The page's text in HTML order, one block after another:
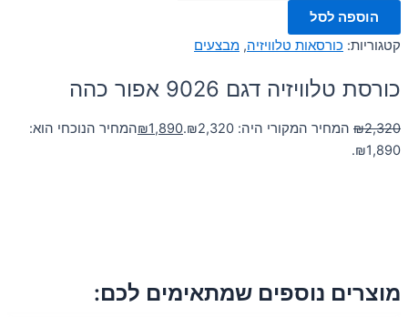
הוספה לסל
קטגוריות: כורסאות טלוויזיה, מבצעים
כורסת טלוויזיה דגם 9026 אפור כהה
₪2,320 המחיר המקורי היה: ₪2,320. ₪1,890
המחיר הנוכחי הוא:
₪1,890.
מוצרים נוספים שמתאימים לכם: